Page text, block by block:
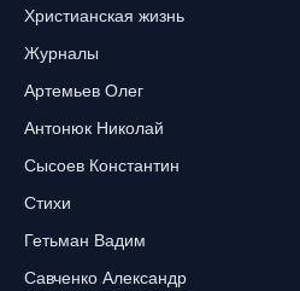
Христианская жизнь
Журналы
Артемьев Олег
Антонюк Николай
Сысоев Константин
Стихи
Гетьман Вадим
Савченко Александр